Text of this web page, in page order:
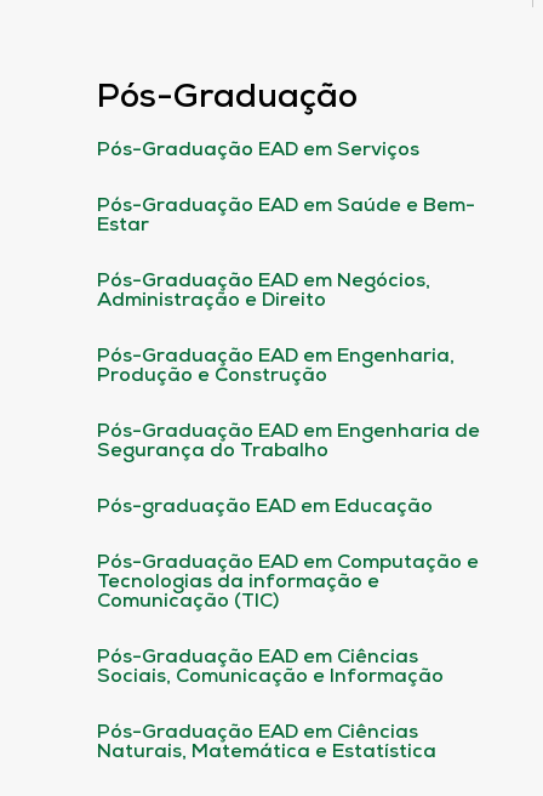
Pós-Graduação
Pós-Graduação EAD em Serviços
Pós-Graduação EAD em Saúde e Bem-
Estar
Pós-Graduação EAD em Negócios,
Administração e Direito
Pós-Graduação EAD em Engenharia,
Produção e Construção
Pós-Graduação EAD em Engenharia de
Segurança do Trabalho
Pós-graduação EAD em Educação
Pós-Graduação EAD em Computação e
Tecnologias da informação e
Comunicação (TIC)
Pós-Graduação EAD em Ciências
Sociais, Comunicação e Informação
Pós-Graduação EAD em Ciências
Naturais, Matemática e Estatística